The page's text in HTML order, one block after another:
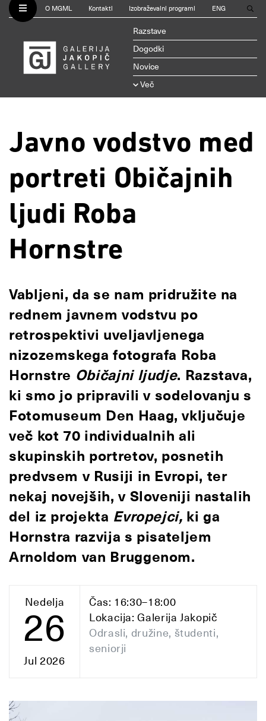
O MGML Kontakti Izobraževalni programi ENG
Razstave
Dogodki
Novice
Več
Javno vodstvo med
portreti Običajnih
ljudi Roba
Hornstre
Vabljeni, da se nam pridružite na
rednem javnem vodstvu po
retrospektivi uveljavljenega
nizozemskega fotografa Roba
Hornstre Običajni ljudje. Razstava,
ki smo jo pripravili v sodelovanju s
Fotomuseum Den Haag, vključuje
več kot 70 individualnih ali
skupinskih portretov, posnetih
predvsem v Rusiji in Evropi, ter
nekaj novejših, v Sloveniji nastalih
del iz projekta Evropejci, ki ga
Hornstra razvija s pisateljem
Arnoldom van Bruggenom.
Nedelja
26
Jul 2026
Čas: 16:30–18:00
Lokacija: Galerija Jakopič
Odrasli, družine, študenti,
seniorji